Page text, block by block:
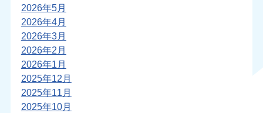
2026年5月
2026年4月
2026年3月
2026年2月
2026年1月
2025年12月
2025年11月
2025年10月